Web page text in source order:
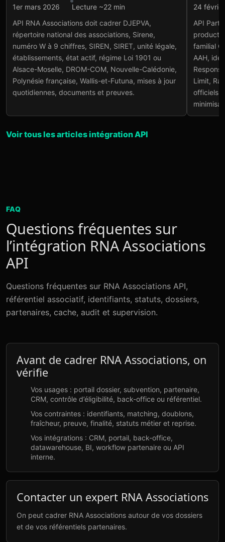
Intégration API
RNA et SIREN
Lire l'article→
1er mars 2026
Lecture ~22 min
API RNA Associations doit cadrer DJEPVA,
répertoire national des associations, Sirene,
numéro W à 9 chiffres, SIREN, SIRET, unité légale,
établissements, état actif, régime Loi 1901 ou
Alsace-Moselle, DROM-COM, Nouvelle-Calédonie,
Polynésie française, Wallis-et-Futuna, mises à jour
quotidiennes, documents et preuves.
24
API
familial
AAH,
Limit,
officiels.
Voir tous les articles intégration API
FAQ
Questions fréquentes sur
l’intégration RNA Associations
API
Questions fréquentes sur RNA Associations API,
référentiel associatif, identifiants, statuts, dossiers,
partenaires, cache, audit et supervision.
Avant de cadrer RNA Associations, on
vérifie
Vos usages : portail dossier, subvention, partenaire,
CRM, contrôle d’éligibilité, back-office ou référentiel.
Vos contraintes : identifiants, matching, doublons,
fraîcheur, preuve, finalité, statuts métier et reprise.
Vos intégrations : CRM, portail, back-office,
datawarehouse, BI, workflow partenaire ou API
interne.
Contacter un expert RNA Associations
On peut cadrer RNA Associations autour de vos dossiers
et de vos référentiels partenaires.